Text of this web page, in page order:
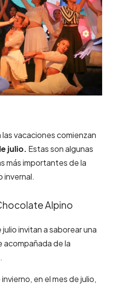
vacaciones comienzan
julio. Estas son algunas
más importantes de la
invernal.
Alpino
invitan a saborear una
de la
en el mes de julio,